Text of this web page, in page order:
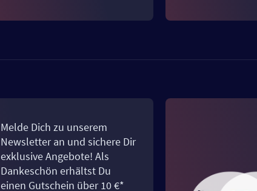
Melde Dich zu unserem
Newsletter an und sichere Dir
exklusive Angebote! Als
Dankeschön erhältst Du
einen Gutschein über 10 €*